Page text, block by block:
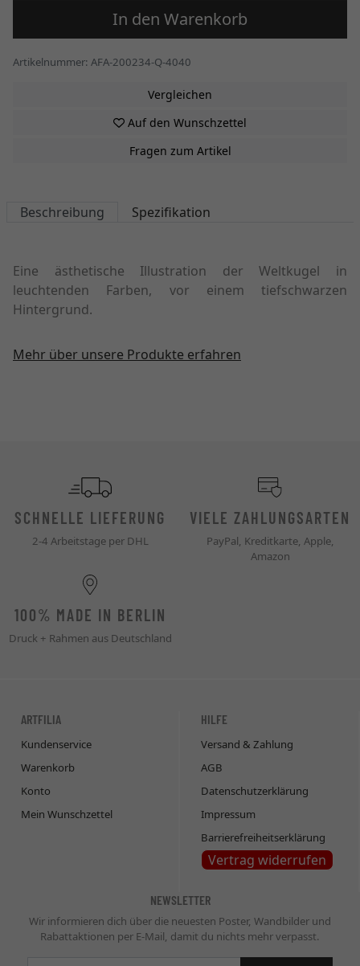
In den Warenkorb
Artikelnummer: AFA-200234-Q-4040
Vergleichen
Auf den Wunschzettel
Fragen zum Artikel
Beschreibung Spezifikation
Eine ästhetische Illustration der Weltkugel in
leuchtenden Farben, vor einem tiefschwarzen
Hintergrund.
Mehr über unsere Produkte erfahren
SCHNELLE LIEFERUNG
2-4 Arbeitstage per DHL
VIELE ZAHLUNGSARTEN
PayPal, Kreditkarte, Apple,
Amazon
100% MADE IN BERLIN
Druck + Rahmen aus Deutschland
ARTFILIA
Kundenservice
Warenkorb
Konto
Mein Wunschzettel
HILFE
Versand & Zahlung
AGB
Datenschutzerklärung
Impressum
Barrierefreiheitserklärung
Vertrag widerrufen
NEWSLETTER
Wir informieren dich über die neuesten Poster, Wandbilder und
Rabattaktionen per E-Mail, damit du nichts mehr verpasst.